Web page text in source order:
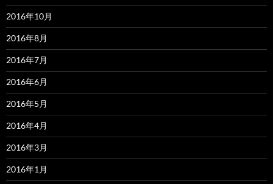
2016年10月
2016年8月
2016年7月
2016年6月
2016年5月
2016年4月
2016年3月
2016年1月